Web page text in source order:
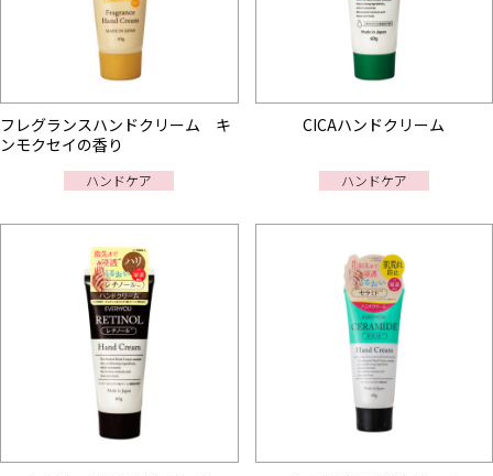
フレグランスハンドクリーム キ
ンモクセイの香り
ハンドケア
CICAハンドクリーム
ハンドケア